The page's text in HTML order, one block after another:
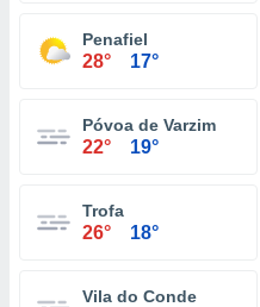
Penafiel
28° 17°
Póvoa de Varzim
22° 19°
Trofa
26° 18°
Vila do Conde